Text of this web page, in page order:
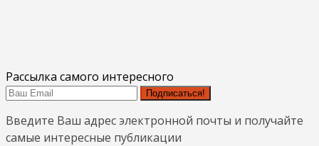
Рассылка самого интересного
Подписаться!
Введите Ваш адрес электронной почты и получайте
самые интересные публикации